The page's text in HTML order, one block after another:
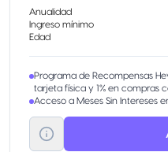
Anualidad
Ingreso mínimo
Edad
Programa de Recompensas
tarjeta física y 1% en compras
Acceso a Meses Sin Intereses